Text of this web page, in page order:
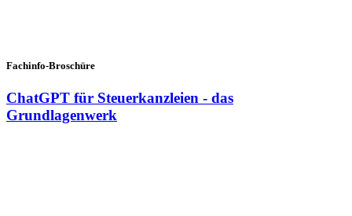
Fachinfo-Broschüre
ChatGPT für Steuerkanzleien - das
Grundlagenwerk